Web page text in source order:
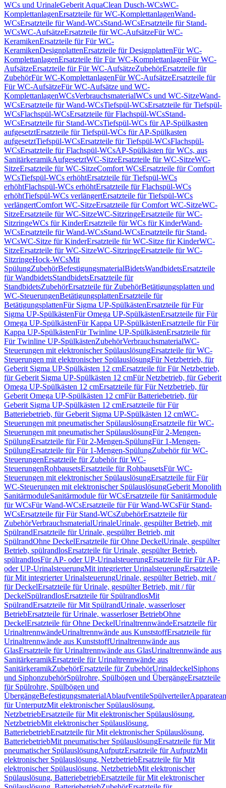
WCs und UrinaleGeberit AquaClean Dusch-WCsWC-
KomplettanlagenErsatzteile für WC-KomplettanlagenWand-
WCsErsatzteile für Wand-WCsStand-WCsErsatzteile für Stand-
WCsWC-AufsätzeErsatzteile für WC-AufsätzeFür WC-
KeramikenErsatzteile für Für WC-
KeramikenDesignplattenErsatzteile für DesignplattenFür WC-
KomplettanlagenErsatzteile für Für WC-KomplettanlagenFür WC-
AufsätzeErsatzteile für Für WC-AufsätzeZubehörErsatzteile für
ZubehörFür WC-KomplettanlagenFür WC-AufsätzeErsatzteile für
Für WC-AufsätzeFür WC-Aufsätze und WC-
KomplettanlagenWCsVerbrauchsmaterialWCs und WC-SitzeWand-
WCsErsatzteile für Wand-WCsTiefspül-WCsErsatzteile für Tiefspül-
WCsFlachspül-WCsErsatzteile für Flachspül-WCsStand-
WCsErsatzteile für Stand-WCsTiefspül-WCs für AP-Spülkasten
aufgesetztErsatzteile für Tiefspül-WCs für AP-Spülkasten
aufgesetztTiefspül-WCsErsatzteile für Tiefspül-WCsFlachspül-
WCsErsatzteile für Flachspül-WCsAP-Spülkästen für WCs, aus
SanitärkeramikAufgesetztWC-SitzeErsatzteile für WC-SitzeWC-
SitzeErsatzteile für WC-SitzeComfort WCsErsatzteile für Comfort
WCsTiefspül-WCs erhöhtErsatzteile für Tiefspül-WCs
erhöhtFlachspül-WCs erhöhtErsatzteile für Flachspül-WCs
erhöhtTiefspül-WCs verlängertErsatzteile für Tiefspül-WCs
verlängertComfort WC-SitzeErsatzteile für Comfort WC-SitzeWC-
SitzeErsatzteile für WC-SitzeWC-SitzringeErsatzteile für WC-
SitzringeWCs für KinderErsatzteile für WCs für KinderWand-
WCsErsatzteile für Wand-WCsStand-WCsErsatzteile für Stand-
WCsWC-Sitze für KinderErsatzteile für WC-Sitze für KinderWC-
SitzeErsatzteile für WC-SitzeWC-SitzringeErsatzteile für WC-
SitzringeHock-WCsMit
SpülungZubehörBefestigungsmaterialBidetsWandbidetsErsatzteile
für WandbidetsStandbidetsErsatzteile für
StandbidetsZubehörErsatzteile für ZubehörBetätigungsplatten und
WC-SteuerungenBetätigungsplattenErsatzteile für
BetätigungsplattenFür Sigma UP-SpülkästenErsatzteile für Für
Sigma UP-SpülkästenFür Omega UP-SpülkästenErsatzteile für Für
Omega UP-SpülkästenFür Kappa UP-SpülkästenErsatzteile für Für
Kappa UP-SpülkästenFür Twinline UP-SpülkästenErsatzteile für
Für Twinline UP-SpülkästenZubehörVerbrauchsmaterialWC-
Steuerungen mit elektronischer SpülauslösungErsatzteile für WC-
Steuerungen mit elektronischer SpülauslösungFür Netzbetrieb, für
Geberit Sigma UP-Spülkästen 12 cmErsatzteile für Für Netzbetrieb,
für Geberit Sigma UP-Spülkästen 12 cmFür Netzbetrieb, für Geberit
Omega UP-Spülkästen 12 cmErsatzteile für Für Netzbetrieb, für
Geberit Omega UP-Spülkästen 12 cmFür Batteriebetrieb, für
Geberit Sigma UP-Spülkästen 12 cmErsatzteile für Für
Batteriebetrieb, für Geberit Sigma UP-Spülkästen 12 cmWC-
Steuerungen mit pneumatischer SpülauslösungErsatzteile für WC-
Steuerungen mit pneumatischer SpülauslösungFür 2-Mengen-
SpülungErsatzteile für Für 2-Mengen-SpülungFür 1-Mengen-
SpülungErsatzteile für Für 1-Mengen-SpülungZubehör für WC-
SteuerungenErsatzteile für Zubehör für WC-
SteuerungenRohbausetsErsatzteile für RohbausetsFür WC-
Steuerungen mit elektronischer SpülauslösungErsatzteile für Für
WC-Steuerungen mit elektronischer SpülauslösungGeberit Monolith
SanitärmoduleSanitärmodule für WCsErsatzteile für Sanitärmodule
für WCsFür Wand-WCsErsatzteile für Für Wand-WCsFür Stand-
WCsErsatzteile für Für Stand-WCsZubehörErsatzteile für
ZubehörVerbrauchsmaterialUrinaleUrinale, gespülter Betrieb, mit
SpülrandErsatzteile für Urinale, gespülter Betrieb, mit
SpülrandOhne DeckelErsatzteile für Ohne DeckelUrinale, gespülter
Betrieb, spülrandlosErsatzteile für Urinale, gespülter Betrieb,
spülrandlosFür AP- oder UP-UrinalsteuerungErsatzteile für Für AP-
oder UP-UrinalsteuerungMit integrierter UrinalsteuerungErsatzteile
für Mit integrierter UrinalsteuerungUrinale, gespülter Betrieb, mit /
für DeckelErsatzteile für Urinale, gespülter Betrieb, mit / für
DeckelSpülrandlosErsatzteile für SpülrandlosMit
SpülrandErsatzteile für Mit SpülrandUrinale, wasserloser
BetriebErsatzteile für Urinale, wasserloser BetriebOhne
DeckelErsatzteile für Ohne DeckelUrinaltrennwändeErsatzteile für
UrinaltrennwändeUrinaltrennwände aus KunststoffErsatzteile für
Urinaltrennwände aus KunststoffUrinaltrennwände aus
GlasErsatzteile für Urinaltrennwände aus GlasUrinaltrennwände aus
SanitärkeramikErsatzteile für Urinaltrennwände aus
SanitärkeramikZubehörErsatzteile für ZubehörUrinaldeckelSiphons
und SiphonzubehörSpülrohre, Spülbögen und ÜbergängeErsatzteile
für Spülrohre, Spülbögen und
ÜbergängeBefestigungsmaterialAblaufventileSpülverteiler
für UnterputzMit elektronischer Spülauslösung,
NetzbetriebErsatzteile für Mit elektronischer Spülauslösung,
NetzbetriebMit elektronischer Spülauslösung,
BatteriebetriebErsatzteile für Mit elektronischer Spülauslösung,
BatteriebetriebMit pneumatischer SpülauslösungErsatzteile für Mit
pneumatischer SpülauslösungAufputzErsatzteile für AufputzMit
elektronischer Spülauslösung, NetzbetriebErsatzteile für Mit
elektronischer Spülauslösung, NetzbetriebMit elektronischer
Spülauslösung, BatteriebetriebErsatzteile für Mit elektronischer